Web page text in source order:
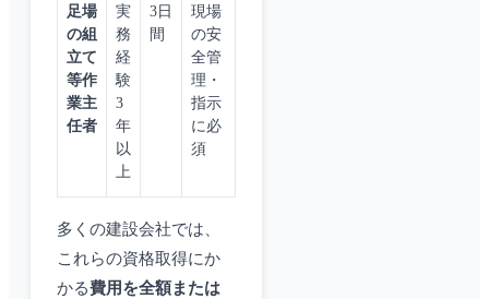
足場
の組
立て
等作
業主
任者
実
務
経
験
3
年
以
上
3日
間
現場
の安
全管
理・
指示
に必
須
多くの建設会社では、
これらの資格取得にか
かる費用を全額または